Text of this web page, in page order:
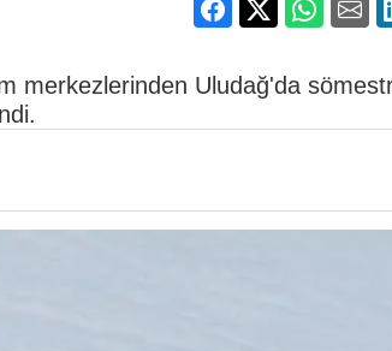
merkezlerinden Uludağ'da